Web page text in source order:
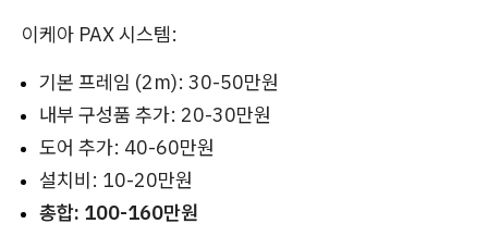
이케아 PAX 시스템:
기본 프레임 (2m): 30-50만원
내부 구성품 추가: 20-30만원
도어 추가: 40-60만원
설치비: 10-20만원
총합: 100-160만원